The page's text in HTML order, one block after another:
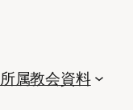
所属教会資料